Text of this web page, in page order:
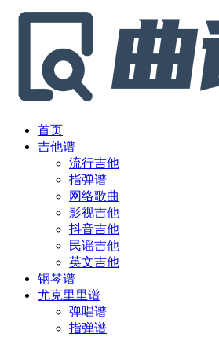
首页
吉他谱
流行吉他
指弹谱
网络歌曲
影视吉他
抖音吉他
民谣吉他
英文吉他
钢琴谱
尤克里里谱
弹唱谱
指弹谱